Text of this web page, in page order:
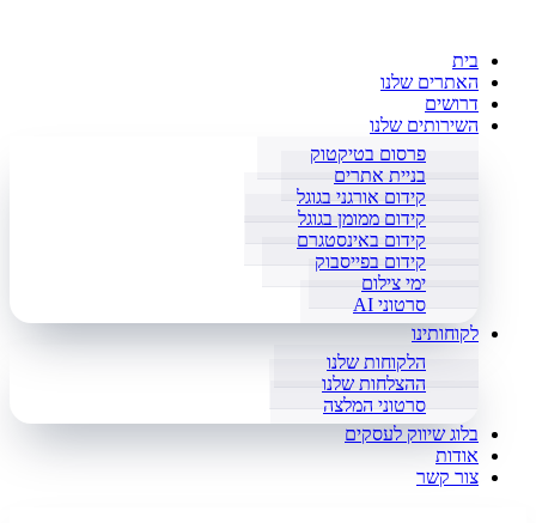
בית
האתרים שלנו
דרושים
השירותים שלנו
פרסום בטיקטוק
בניית אתרים
קידום אורגני בגוגל
קידום ממומן בגוגל
קידום באינסטגרם
קידום בפייסבוק
ימי צילום
סרטוני AI
לקוחותינו
הלקוחות שלנו
ההצלחות שלנו
סרטוני המלצה
בלוג שיווק לעסקים
אודות
צור קשר